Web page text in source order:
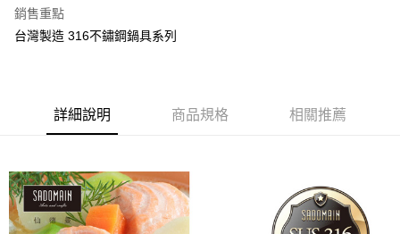
銷售重點
台灣製造 316不鏽鋼鍋具系列
詳細說明 商品規格 相關推薦